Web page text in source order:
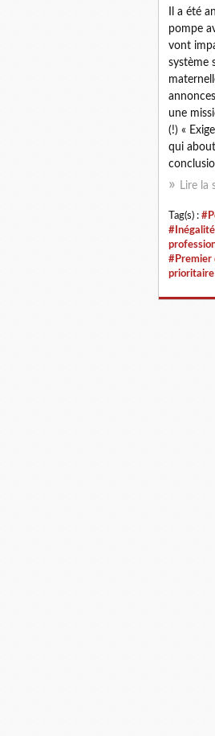
Il a été
pompe
vont
système
une
(!) «
qui
Lire la
Tag(s) :
#Premier
prioritaire